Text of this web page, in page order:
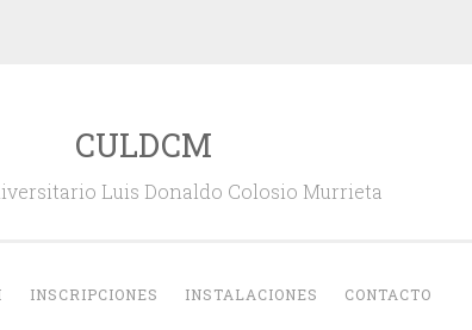
CULDCM
Luis Donaldo Colosio Murrieta
INSCRIPCIONES INSTALACIONES CONTACTO